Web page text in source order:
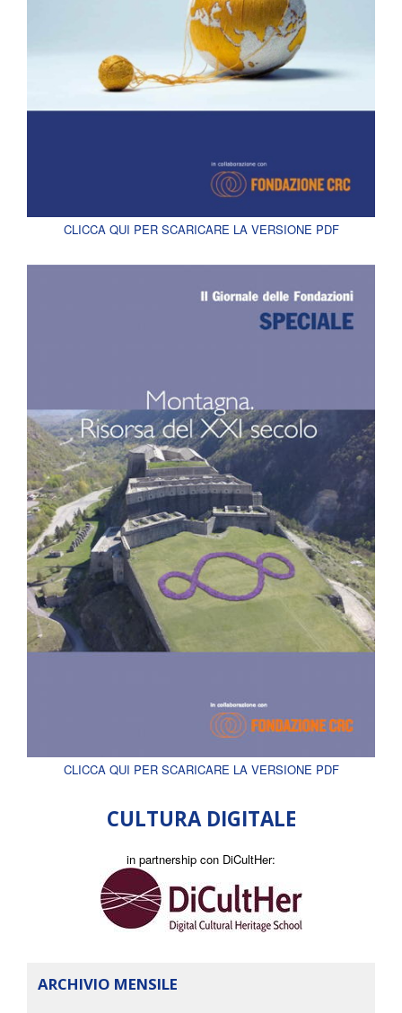
CLICCA QUI PER SCARICARE LA VERSIONE PDF
CLICCA QUI PER SCARICARE LA VERSIONE PDF
CULTURA DIGITALE
in partnership con DiCultHer:
ARCHIVIO MENSILE